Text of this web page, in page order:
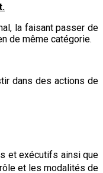
la faisant passer de
de même catégorie.
dans des actions de
et exécutifs ainsi que
et les modalités de